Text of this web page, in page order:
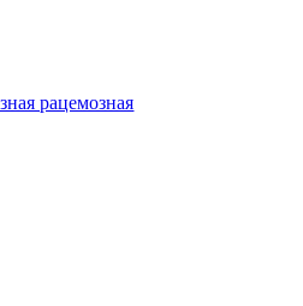
рацемозная